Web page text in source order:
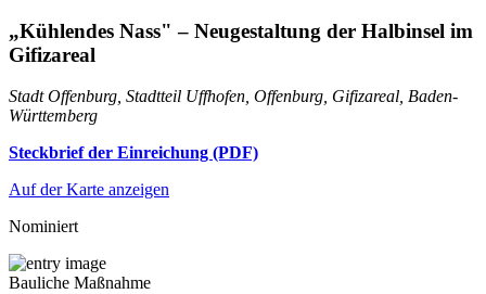
„Kühlendes Nass" – Neugestaltung der Halbinsel im
Gifizareal
Stadt Offenburg, Stadtteil Uffhofen, Offenburg, Gifizareal, Baden-
Württemberg
Steckbrief der Einreichung (PDF)
Auf der Karte anzeigen
Nominiert
Bauliche Maßnahme